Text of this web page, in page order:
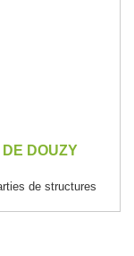
DOUZY
de structures